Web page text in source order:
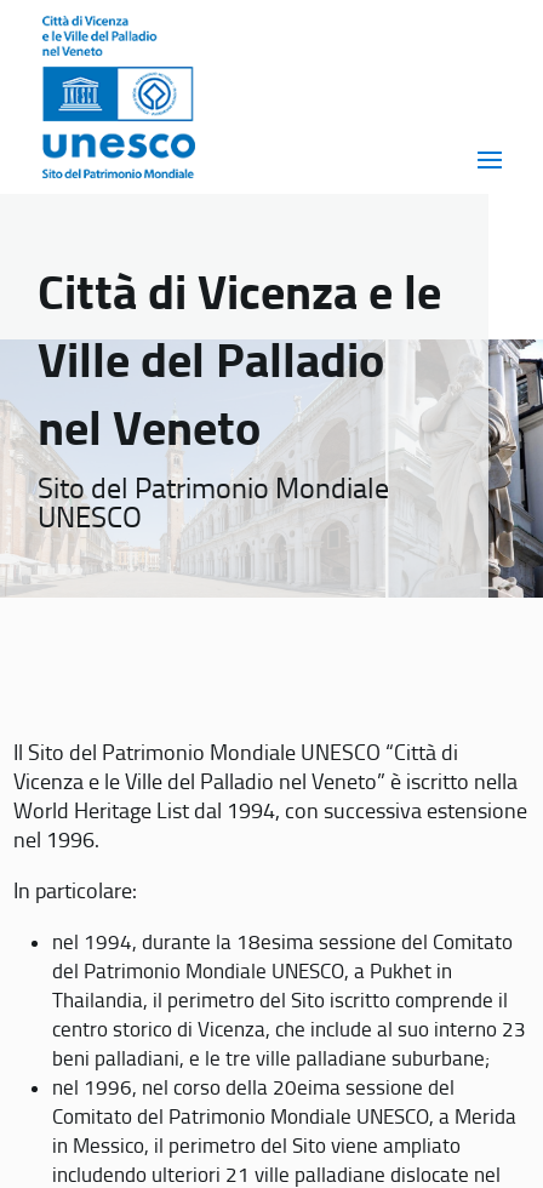
Città di Vicenza e le
Ville del Palladio
nel Veneto
Sito del Patrimonio Mondiale
UNESCO
Il Sito del Patrimonio Mondiale UNESCO “Città di
Vicenza e le Ville del Palladio nel Veneto” è iscritto nella
World Heritage List dal 1994, con successiva estensione
nel 1996.
In particolare:
nel 1994, durante la 18esima sessione del Comitato
del Patrimonio Mondiale UNESCO, a Pukhet in
Thailandia, il perimetro del Sito iscritto comprende il
centro storico di Vicenza, che include al suo interno 23
beni palladiani, e le tre ville palladiane suburbane;
nel 1996, nel corso della 20eima sessione del
Comitato del Patrimonio Mondiale UNESCO, a Merida
in Messico, il perimetro del Sito viene ampliato
includendo ulteriori 21 ville palladiane dislocate nel